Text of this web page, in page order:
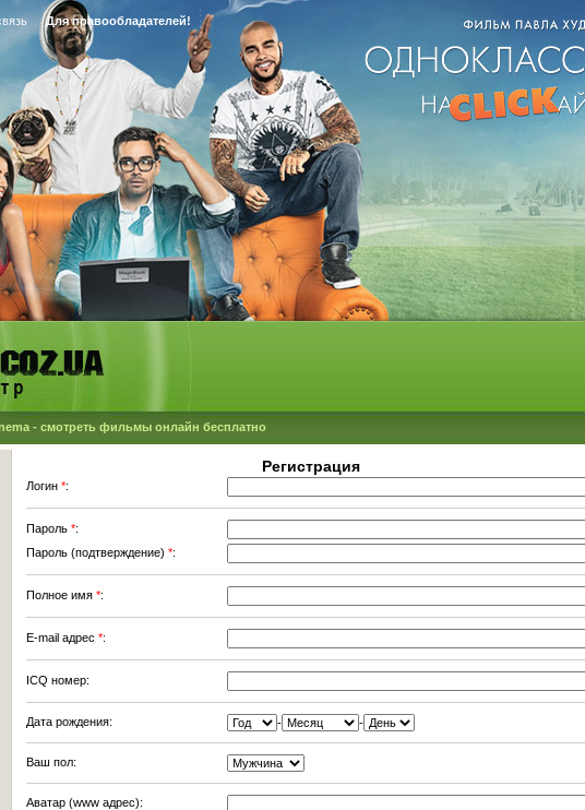
Для правообладателей!
- смотреть фильмы онлайн бесплатно
Регистрация
Логин *:
Пароль *:
Пароль (подтверждение) *:
Полное имя *:
E-mail адрес *:
ICQ номер:
Дата рождения: - -
Ваш пол:
Аватар (www адрес):